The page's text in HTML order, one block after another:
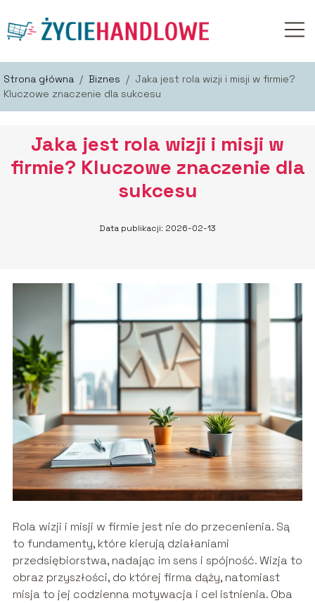
Strona główna / Biznes / Jaka jest rola wizji i misji w firmie?
Kluczowe znaczenie dla sukcesu
Jaka jest rola wizji i misji w
firmie? Kluczowe znaczenie dla
sukcesu
Data publikacji: 2026-02-13
Rola wizji i misji w firmie jest nie do przecenienia. Są
to fundamenty, które kierują działaniami
przedsiębiorstwa, nadając im sens i spójność. Wizja to
obraz przyszłości, do której firma dąży, natomiast
misja to jej codzienna motywacja i cel istnienia. Oba